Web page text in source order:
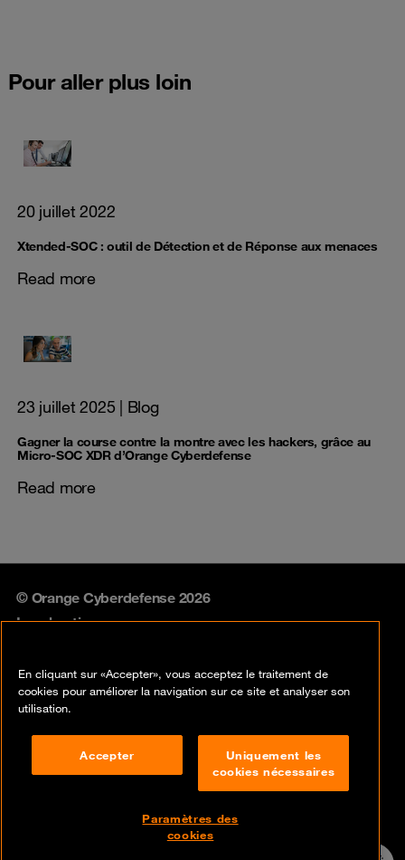
Pour aller plus loin
20 juillet 2022
Xtended-SOC : outil de Détection et de Réponse aux menaces
Read more
23 juillet 2025 | Blog
Gagner la course contre la montre avec les hackers, grâce au
Micro-SOC XDR d’Orange Cyberdefense
Read more
© Orange Cyberdefense 2026
Legal notice
Vulnerability policy
Cookie policy
Compliance
En cliquant sur «Accepter», vous acceptez le traitement de
cookies pour améliorer la navigation sur ce site et analyser son
utilisation.
Accepter
Uniquement les
cookies nécessaires
Paramètres des
cookies